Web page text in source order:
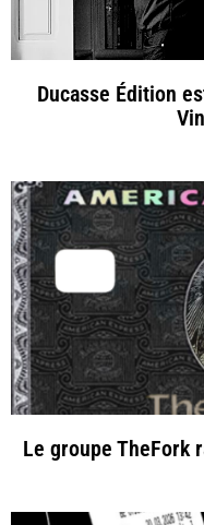
Ducasse Édition
Le groupe TheFork